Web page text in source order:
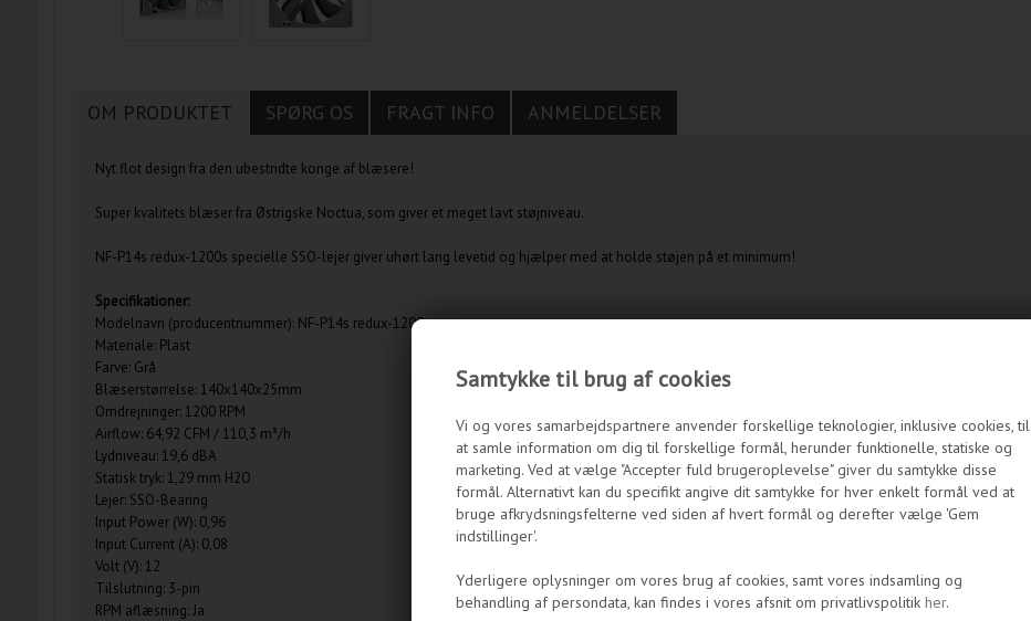
Samtykke til brug af cookies
Vi og vores samarbejdspartnere anvender forskellige teknologier, inklusive cookies, til
at samle information om dig til forskellige formål, herunder funktionelle, statiske og
marketing. Ved at vælge "Accepter fuld brugeroplevelse" giver du samtykke disse
formål. Alternativt kan du specifikt angive dit samtykke for hver enkelt formål ved at
bruge afkrydsningsfelterne ved siden af hvert formål og derefter vælge 'Gem
indstillinger'.
Yderligere oplysninger om vores brug af cookies, samt vores indsamling og
behandling af persondata, kan findes i vores afsnit om privatlivspolitik her.
OM PRODUKTET SPØRG OS FRAGT INFO ANMELDELSER
Nyt flot design fra den ubestridte konge af blæsere!
Super kvalitets blæser fra Østrigske Noctua, som giver et meget lavt støjniveau.
NF-P14s redux-1200s specielle SSO-lejer giver uhørt lang levetid og hjælper med at holde støjen på et minimum!
Specifikationer:
Modelnavn (producentnummer): NF-P14s redux-1200
Materiale: Plast
Farve: Grå
Blæserstørrelse: 140x140x25mm
Omdrejninger: 1200 RPM
Airflow: 64,92 CFM / 110,3 m³/h
Lydniveau: 19,6 dBA
Statisk tryk: 1,29 mm H2O
Lejer: SSO-Bearing
Input Power (W): 0,96
Input Current (A): 0,08
Volt (V): 12
Tilslutning: 3-pin
RPM aflæsning: Ja